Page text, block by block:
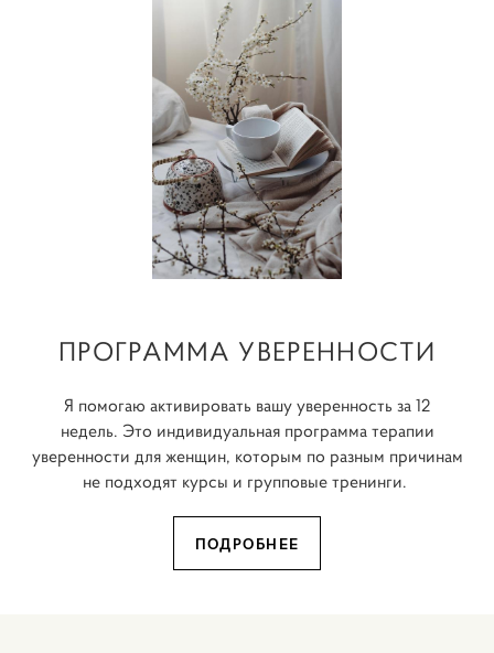
ПРОГРАММА УВЕРЕННОСТИ
Я помогаю активировать вашу уверенность за 12
недель. Это индивидуальная программа терапии
уверенности для женщин, которым по разным причинам
не подходят курсы и групповые тренинги.
ПОДРОБНЕЕ